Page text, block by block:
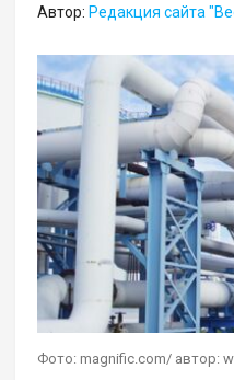
Автор: Редакция сайта
Фото: magnific.com/ автор: